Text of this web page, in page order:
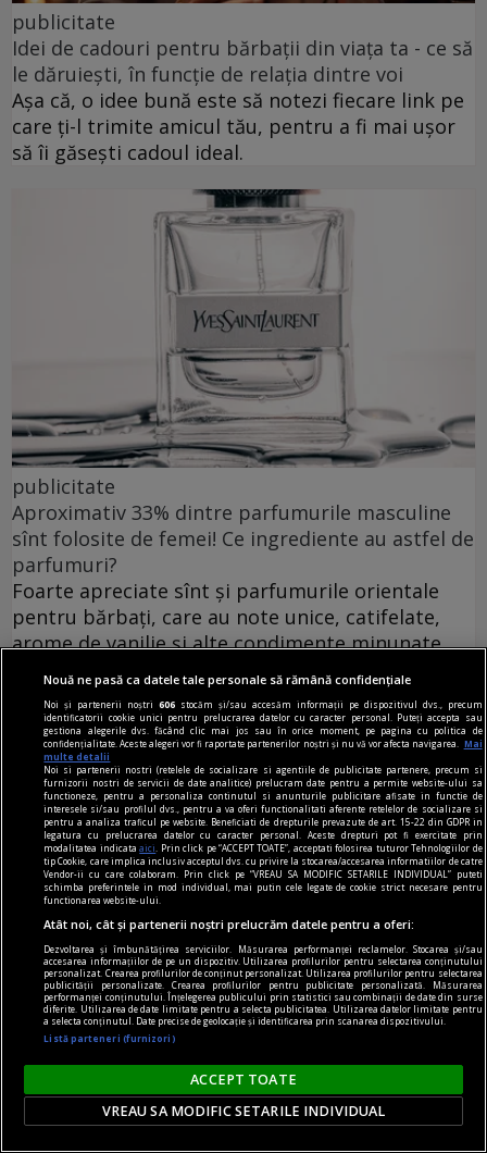
publicitate
Idei de cadouri pentru bărbații din viața ta - ce să
le dăruiești, în funcție de relația dintre voi
Așa că, o idee bună este să notezi fiecare link pe
care ți-l trimite amicul tău, pentru a fi mai ușor
să îi găsești cadoul ideal.
publicitate
Aproximativ 33% dintre parfumurile masculine
sînt folosite de femei! Ce ingrediente au astfel de
parfumuri?
Foarte apreciate sînt și parfumurile orientale
pentru bărbați, care au note unice, catifelate,
arome de vanilie și alte condimente minunate.
publicitate
6 produse de îngrijire care să nu îți lipsească din
trusa cosmetică
pot ajuta să îți menții pielea tînără și frumoasă
pentru cît mai mult timp.
Nouă ne pasă ca datele tale personale să rămână confidențiale
Noi și partenerii noștri606 stocăm și/sau accesăm informații pe dispozitivul dvs., precum
identificatorii cookie unici pentru prelucrarea datelor cu caracter personal. Puteți accepta sau
gestiona alegerile dvs. făcând clic mai jos sau în orice moment, pe pagina cu politica de
confidențialitate. Aceste alegeri vor fi raportate partenerilor noștri și nu vă vor afecta navigarea.
Mai
multe detalii
Noi si partenerii nostri (retelele de socializare si agentiile de publicitate partenere, precum si
furnizorii nostri de servicii de date analitice) prelucram date pentru a permite website-ului sa
functioneze, pentru a personaliza continutul si anunturile publicitare afisate in functie de
interesele si/sau profilul dvs., pentru a va oferi functionalitati aferente retelelor de socializare si
pentru a analiza traficul pe website. Beneficiati de drepturile prevazute de art. 15-22 din GDPR in
legatura cu prelucrarea datelor cu caracter personal. Aceste drepturi pot fi exercitate prin
modalitatea indicataaici
. Prin click pe “ACCEPT TOATE”, acceptati folosirea tuturor Tehnologiilor de
tip Cookie, care implica inclusiv acceptul dvs. cu privire la stocarea/accesarea informatiilor de catre
Vendor-ii cu care colaboram. Prin click pe “VREAU SA MODIFIC SETARILE INDIVIDUAL” puteti
schimba preferintele in mod individual, mai putin cele legate de cookie strict necesare pentru
functionarea website-ului.
Atât noi, cât și partenerii noștri prelucrăm datele pentru a oferi:
Dezvoltarea și îmbunătățirea serviciilor. Măsurarea performanței reclamelor. Stocarea și/sau
accesarea informațiilor de pe un dispozitiv. Utilizarea profilurilor pentru selectarea conținutului
personalizat. Crearea profilurilor de conținut personalizat. Utilizarea profilurilor pentru selectarea
publicității personalizate. Crearea profilurilor pentru publicitate personalizată. Măsurarea
performanței conținutului. Înțelegerea publicului prin statistici sau combinații de date din surse
diferite. Utilizarea de date limitate pentru a selecta publicitatea. Utilizarea datelor limitate pentru
a selecta conținutul. Date precise de geolocație și identificarea prin scanarea dispozitivului.
Listă parteneri (furnizori)
ACCEPT TOATE
VREAU SA MODIFIC SETARILE INDIVIDUAL